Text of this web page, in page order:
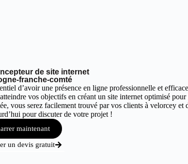
de site internet
franche-comté
d’avoir une présence en ligne professionnelle et
vos objectifs en créant un site internet optimisé
vous serez facilement trouvé par vos clients à velorcey et
pour discuter de votre projet !
maintenant
un devis gratuit